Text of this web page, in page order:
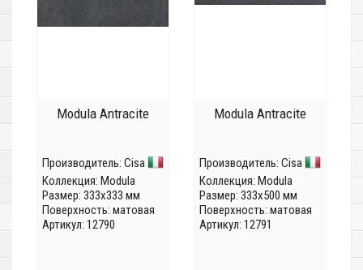
Modula Antracite
Производитель: Cisa
Коллекция: Modula
Размер: 333x333 мм
Поверхность: матовая
Артикул: 12790
Modula Antracite
Производитель: Cisa
Коллекция: Modula
Размер: 333x500 мм
Поверхность: матовая
Артикул: 12791